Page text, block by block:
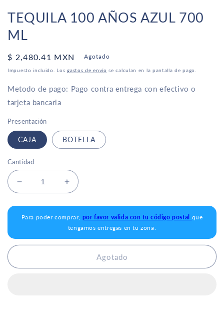
TEQUILA 100 AÑOS AZUL 700
ML
Precio
habitual
$ 2,480.41 MXN Agotado
Impuesto incluido. Losgastos de envío se calculan en la pantalla de pago.
Metodo de pago: Pago contra entrega con efectivo o
tarjeta bancaria
Presentación
CAJA BOTELLA
Cantidad
Reducir
cantidad
para
Tequila
Años
ml
Aumentar
cantidad
para
Tequila
100
Años
ml
Para poder comprar, por favor valida con tu código postal que
tengamos entregas en tu zona.
Agotado